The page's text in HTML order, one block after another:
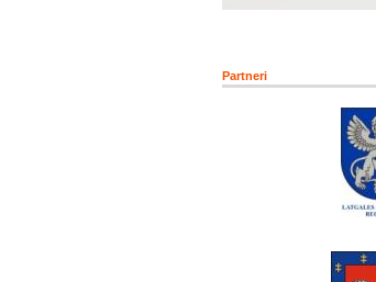
Partneri